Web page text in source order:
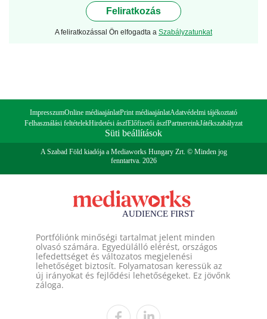
Feliratkozás
A feliratkozással Ön elfogadta a Szabályzatunkat
ImpresszumOnline médiaajánlatPrint médiaajánlatAdatvédelmi tájékoztató
Felhasználási feltételekHirdetési ászfElőfizetői ászfPartnereinkJátékszabályzat
Süti beállítások
A Szabad Föld kiadója a Mediaworks Hungary Zrt. © Minden jog
fenntartva. 2026
Portfóliónk minőségi tartalmat jelent minden
olvasó számára. Egyedülálló elérést, országos
lefedettséget és változatos megjelenési
lehetőséget biztosít. Folyamatosan keressük az
új irányokat és fejlődési lehetőségeket. Ez jövőnk
záloga.